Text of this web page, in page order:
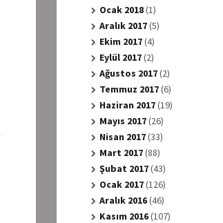
Ocak 2018(1)
Aralık 2017(5)
Ekim 2017(4)
Eylül 2017(2)
Ağustos 2017(2)
Temmuz 2017(6)
Haziran 2017(19)
Mayıs 2017(26)
Nisan 2017(33)
Mart 2017(88)
Şubat 2017(43)
Ocak 2017(126)
Aralık 2016(46)
Kasım 2016(107)